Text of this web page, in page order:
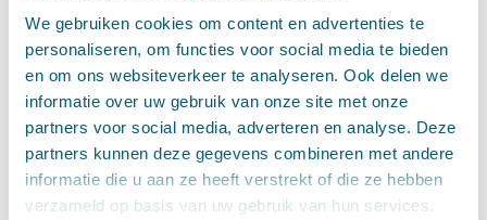
We gebruiken cookies om content en advertenties te
personaliseren, om functies voor social media te bieden
en om ons websiteverkeer te analyseren. Ook delen we
informatie over uw gebruik van onze site met onze
partners voor social media, adverteren en analyse. Deze
partners kunnen deze gegevens combineren met andere
informatie die u aan ze heeft verstrekt of die ze hebben
verzameld op basis van uw gebruik van hun services.
juli (14)
juni (13)
mei (13)
april (15)
maart (8)
februari (16)
januari (15)
►
2024 (161)